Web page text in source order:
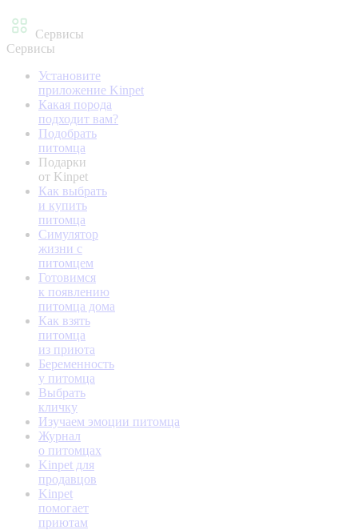
Сервисы
Сервисы
Установите
приложение Kinpet
Какая порода
подходит вам?
Подобрать
питомца
Подарки
от Kinpet
Как выбрать
и купить
питомца
Симулятор
жизни с
питомцем
Готовимся
к появлению
питомца дома
Как взять
питомца
из приюта
Беременность
у питомца
Выбрать
кличку
Изучаем эмоции питомца
Журнал
о питомцах
Kinpet для
продавцов
Kinpet
помогает
приютам